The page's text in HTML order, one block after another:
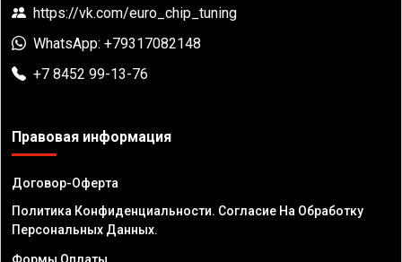
https://vk.com/euro_chip_tuning
WhatsApp: +79317082148
+7 8452 99-13-76
Правовая информация
Договор-Оферта
Политика Конфиденциальности. Согласие На Обработку
Персональных Данных.